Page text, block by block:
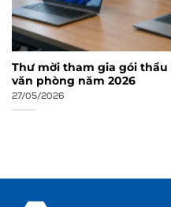
Thư mời tham gia gói
văn phòng năm 2026
27/05/2026